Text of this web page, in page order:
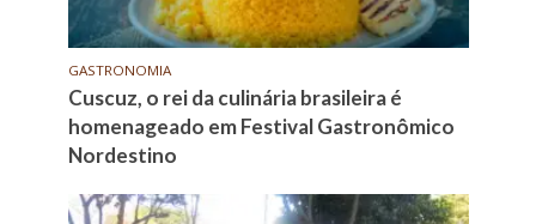
GASTRONOMIA
Cuscuz, o rei da culinária brasileira é
homenageado em Festival Gastronômico
Nordestino